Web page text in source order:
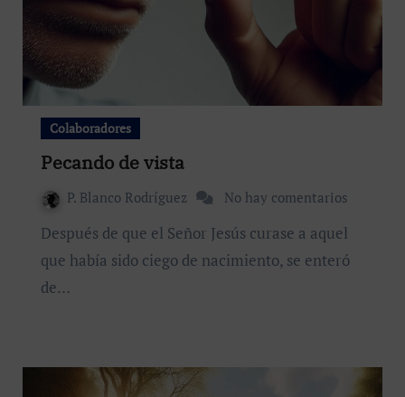
Colaboradores
Pecando de vista
P. Blanco Rodríguez No hay comentarios
Después de que el Señor Jesús curase a aquel
que había sido ciego de nacimiento, se enteró
de…